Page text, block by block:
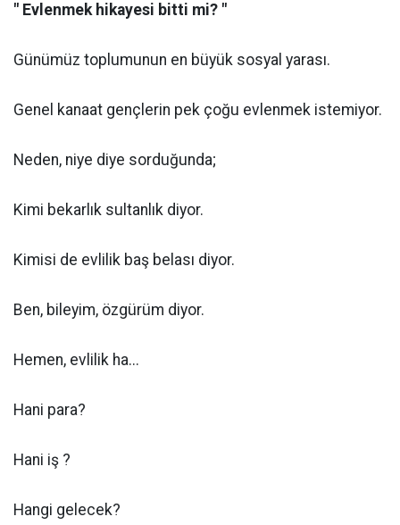
" Evlenmek hikayesi bitti mi? "
Günümüz toplumunun en büyük sosyal yarası.
Genel kanaat gençlerin pek çoğu evlenmek istemiyor.
Neden, niye diye sorduğunda;
Kimi bekarlık sultanlık diyor.
Kimisi de evlilik baş belası diyor.
Ben, bileyim, özgürüm diyor.
Hemen, evlilik ha...
Hani para?
Hani iş ?
Hangi gelecek?